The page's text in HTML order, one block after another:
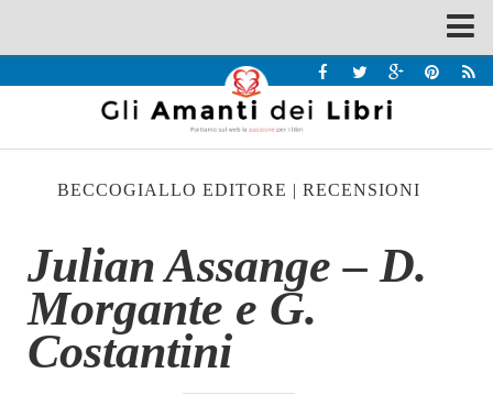
Recensioni
Interviste & Incontri
Bandi
Chi siamo
Contatti
Eventi
BECCOGIALLO EDITORE | RECENSIONI
Julian Assange – D.
Morgante e G.
Costantini